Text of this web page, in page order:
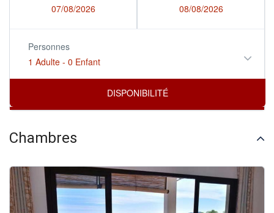
07/08/2026
08/08/2026
Personnes
1 Adulte - 0 Enfant
Chambres